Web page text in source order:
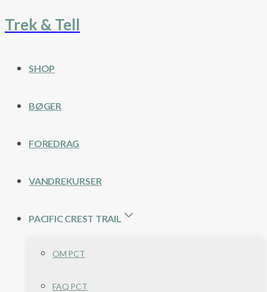
Fortsæt
Trek & Tell
SHOP
BØGER
FOREDRAG
VANDREKURSER
PACIFIC CREST TRAIL
OM PCT
FAQ PCT